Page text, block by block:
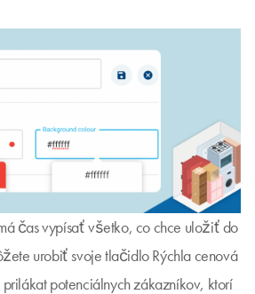
čas vypísať všetko, co chce uložiť do
urobiť svoje tlačidlo Rýchla cenová
potenciálnych zákazníkov, ktorí